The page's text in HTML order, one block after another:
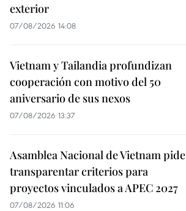
exterior
07/08/2026 14:08
Vietnam y Tailandia profundizan
cooperación con motivo del 50
aniversario de sus nexos
07/08/2026 13:37
Asamblea Nacional de Vietnam pide
transparentar criterios para
proyectos vinculados a APEC 2027
07/08/2026 11:06